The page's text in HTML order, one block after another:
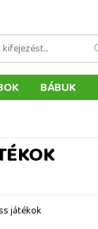
BÁBUK
játékok